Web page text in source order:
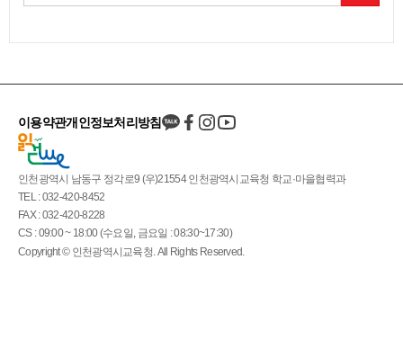
인천광역시 남동구 정각로9 (우)21554 인천광역시교육청 학교·마을협력과
TEL : 032-420-8452
FAX : 032-420-8228
CS : 09:00 ~ 18:00 (수요일, 금요일 : 08:30~17:30)
Copyright © 인천광역시교육청. All Rights Reserved.
이용약관개인정보처리방침